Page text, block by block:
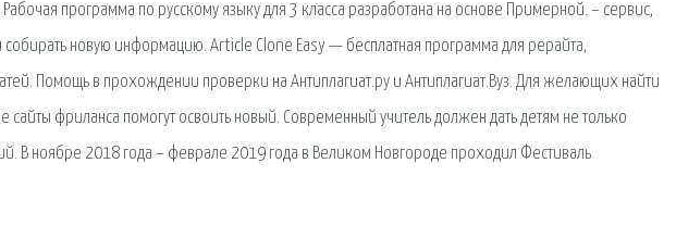
программа по русскому языку для 3 класса разработана на основе Примерной. – сервис,
собирать новую информацию. Article Clone Easy — бесплатная программа для рерайта,
Помощь в прохождении проверки на Антиплагиат.ру и Антиплагиат.Вуз. Для желающих найти
сайты фриланса помогут освоить новый. Современный учитель должен дать детям не только
В ноябре 2018 года – феврале 2019 года в Великом Новгороде проходил Фестиваль